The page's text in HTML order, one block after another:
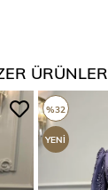
ÜRÜNLER
%32
YENI